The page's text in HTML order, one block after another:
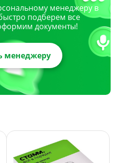
менеджеру в
подберем все
документы!
менеджеру